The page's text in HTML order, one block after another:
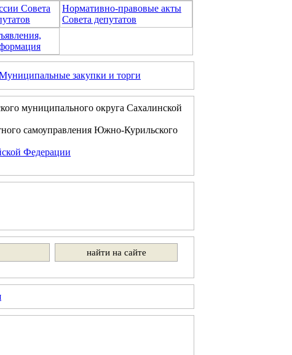
Совета
Нормативно-правовые акты
Совета депутатов
закупки и торги
муниципального округа Сахалинской
самоуправления Южно-Курильского
Федерации